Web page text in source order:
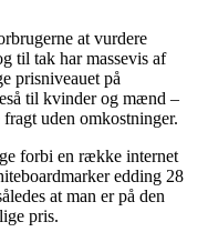
at vurdere
til tak har massevis af
prisniveauet på
til kvinder og mænd –
uden omkostninger.
forbi en række internet
edding 28
at man er på den
pris.